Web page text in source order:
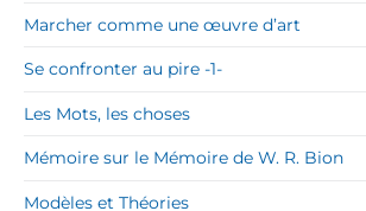
Marcher comme une œuvre d’art
Se confronter au pire -1-
Les Mots, les choses
Mémoire sur le Mémoire de W. R. Bion
Modèles et Théories